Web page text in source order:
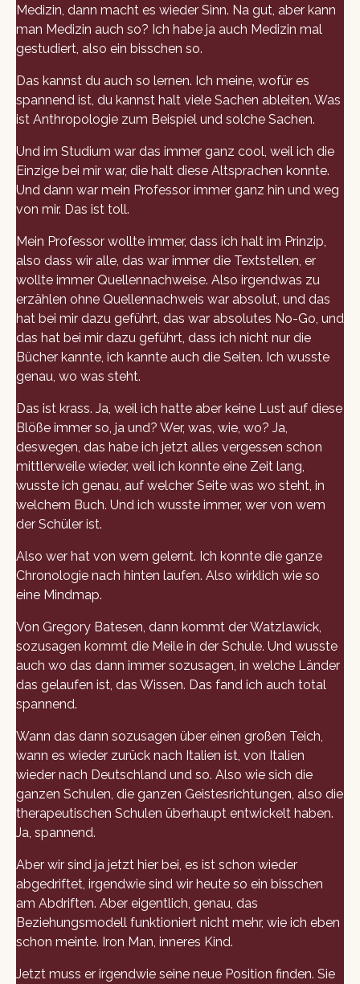
Medizin, dann macht es wieder Sinn. Na gut, aber kann
man Medizin auch so? Ich habe ja auch Medizin mal
gestudiert, also ein bisschen so.
Das kannst du auch so lernen. Ich meine, wofür es
spannend ist, du kannst halt viele Sachen ableiten. Was
ist Anthropologie zum Beispiel und solche Sachen.
Und im Studium war das immer ganz cool, weil ich die
Einzige bei mir war, die halt diese Altsprachen konnte.
Und dann war mein Professor immer ganz hin und weg
von mir. Das ist toll.
Mein Professor wollte immer, dass ich halt im Prinzip,
also dass wir alle, das war immer die Textstellen, er
wollte immer Quellennachweise. Also irgendwas zu
erzählen ohne Quellennachweis war absolut, und das
hat bei mir dazu geführt, das war absolutes No-Go, und
das hat bei mir dazu geführt, dass ich nicht nur die
Bücher kannte, ich kannte auch die Seiten. Ich wusste
genau, wo was steht.
Das ist krass. Ja, weil ich hatte aber keine Lust auf diese
Blöße immer so, ja und? Wer, was, wie, wo? Ja,
deswegen, das habe ich jetzt alles vergessen schon
mittlerweile wieder, weil ich konnte eine Zeit lang,
wusste ich genau, auf welcher Seite was wo steht, in
welchem Buch. Und ich wusste immer, wer von wem
der Schüler ist.
Also wer hat von wem gelernt. Ich konnte die ganze
Chronologie nach hinten laufen. Also wirklich wie so
eine Mindmap.
Von Gregory Batesen, dann kommt der Watzlawick,
sozusagen kommt die Meile in der Schule. Und wusste
auch wo das dann immer sozusagen, in welche Länder
das gelaufen ist, das Wissen. Das fand ich auch total
spannend.
Wann das dann sozusagen über einen großen Teich,
wann es wieder zurück nach Italien ist, von Italien
wieder nach Deutschland und so. Also wie sich die
ganzen Schulen, die ganzen Geistesrichtungen, also die
therapeutischen Schulen überhaupt entwickelt haben.
Ja, spannend.
Aber wir sind ja jetzt hier bei, es ist schon wieder
abgedriftet, irgendwie sind wir heute so ein bisschen
am Abdriften. Aber eigentlich, genau, das
Beziehungsmodell funktioniert nicht mehr, wie ich eben
schon meinte. Iron Man, inneres Kind.
Jetzt muss er irgendwie seine neue Position finden. Sie